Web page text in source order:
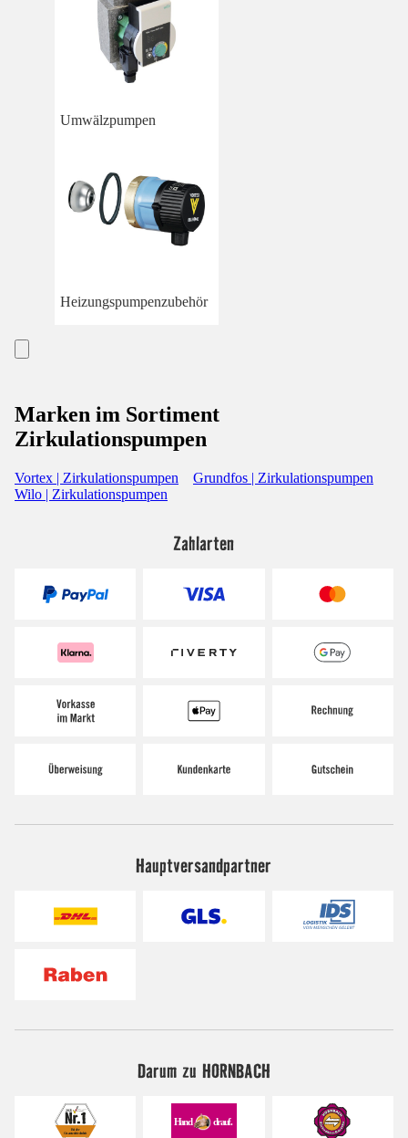
Umwälzpumpen
Heizungspumpenzubehör
Marken im Sortiment
Zirkulationspumpen
Vortex | Zirkulationspumpen
Grundfos | Zirkulationspumpen
Wilo | Zirkulationspumpen
Zahlarten
Hauptversandpartner
Darum zu HORNBACH